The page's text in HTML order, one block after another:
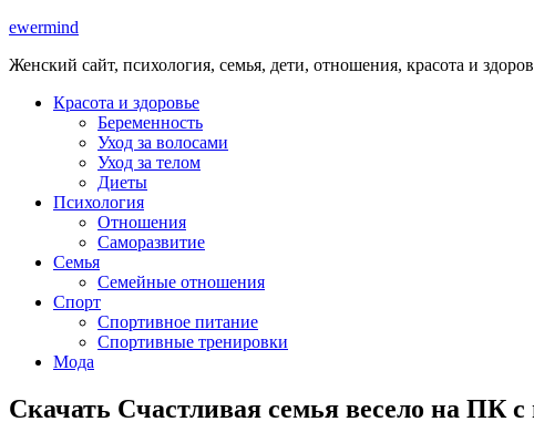
ewermind
Женский сайт, психология, семья, дети, отношения, красота и
Красота и здоровье
Беременность
Уход за волосами
Уход за телом
Диеты
Психология
Отношения
Саморазвитие
Семья
Семейные отношения
Спорт
Спортивное питание
Спортивные тренировки
Мода
Скачать Счастливая семья весело на ПК